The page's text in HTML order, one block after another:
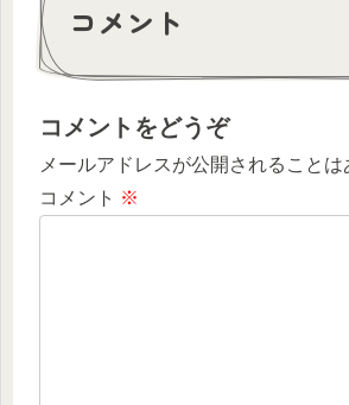
コメント
コメントをどうぞ
メールアドレスが公開されることは
コメント ※